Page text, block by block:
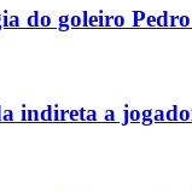
do goleiro
indireta a